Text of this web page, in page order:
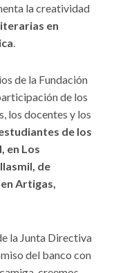
la creatividad
en
.
de la Fundación
de los
los docentes y los
de los
en Los
de
Artigas,
la Junta Directiva
del banco con